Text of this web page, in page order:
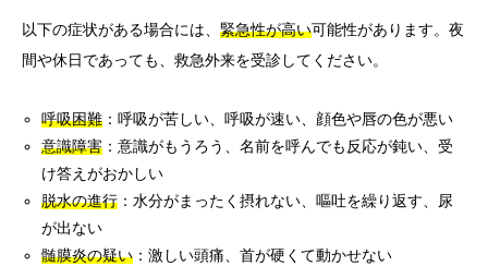
以下の症状がある場合には、 緊急性が高い可能性があります。夜
間や休日であっても、救急外来を受診してください。
呼吸困難 ：呼吸が苦しい、呼吸が速い、顔色や唇の色が悪い
意識障害 ：意識がもうろう、名前を呼んでも反応が鈍い、受
け答えがおかしい
脱水の進行 ：水分がまったく摂れない、嘔吐を繰り返す、尿
が出ない
髄膜炎の疑い ：激しい頭痛、首が硬くて動かせない